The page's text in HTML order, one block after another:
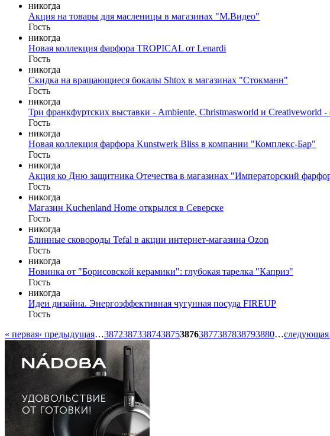
никогда
Акция на товары для масленицы в магазинах "М.Видео"
Гость
никогда
Новая коллекция фарфора TROPICAL от Lenardi
Гость
никогда
Скидка на вращающиеся бокалы Shtox в магазинах "Стокманн"
Гость
никогда
Три франкфуртских выставки - Ambiente, Christmasworld и Creativeworld -
Гость
никогда
Новая коллекция фарфора Kunstwerk Bliss в компании "Комплекс-Бар"
Гость
никогда
Акция ко Дню защитника Отечества в магазинах "Императорский
Гость
никогда
Магазин Kuchenland Home открылся в Северске
Гость
никогда
Блинные сковороды Tefal в акции интернет-магазина Ozon
Гость
никогда
Новинка от "Борисовской керамики": глубокая тарелка "Каприз"
Гость
никогда
Идеи дизайна. Энергоэффективная чугунная посуда FIREUP
Гость
« первая‹ предыдущая…387238733874387538763877387838793880…следующая